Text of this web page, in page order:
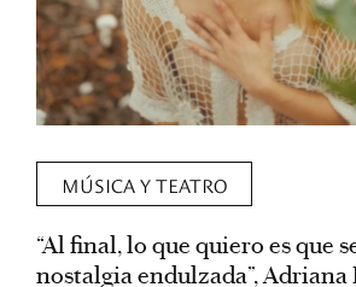
MÚSICA Y TEATRO
“Al final, lo que quiero es que
nostalgia endulzada”, Adriana